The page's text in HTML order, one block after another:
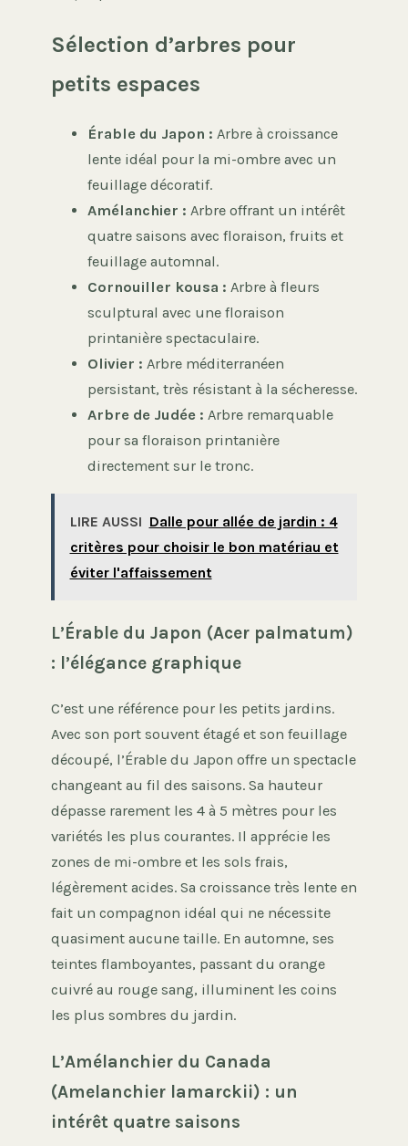
Sélection d’arbres pour
petits espaces
Érable du Japon : Arbre à croissance
lente idéal pour la mi-ombre avec un
feuillage décoratif.
Amélanchier : Arbre offrant un intérêt
quatre saisons avec floraison, fruits et
feuillage automnal.
Cornouiller kousa : Arbre à fleurs
sculptural avec une floraison
printanière spectaculaire.
Olivier : Arbre méditerranéen
persistant, très résistant à la sécheresse.
Arbre de Judée : Arbre remarquable
pour sa floraison printanière
directement sur le tronc.
LIRE AUSSI Dalle pour allée de jardin : 4
critères pour choisir le bon matériau et
éviter l'affaissement
L’Érable du Japon (Acer palmatum)
: l’élégance graphique
C’est une référence pour les petits jardins.
Avec son port souvent étagé et son feuillage
découpé, l’Érable du Japon offre un spectacle
changeant au fil des saisons. Sa hauteur
dépasse rarement les 4 à 5 mètres pour les
variétés les plus courantes. Il apprécie les
zones de mi-ombre et les sols frais,
légèrement acides. Sa croissance très lente en
fait un compagnon idéal qui ne nécessite
quasiment aucune taille. En automne, ses
teintes flamboyantes, passant du orange
cuivré au rouge sang, illuminent les coins
les plus sombres du jardin.
L’Amélanchier du Canada
(Amelanchier lamarckii) : un
intérêt quatre saisons